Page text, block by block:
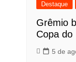
Destaque
Grêmio
Copa do
5 de